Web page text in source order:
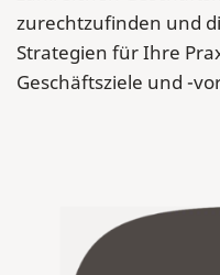
zurechtzufinden und
Strategien für Ihre
Geschäftsziele und -